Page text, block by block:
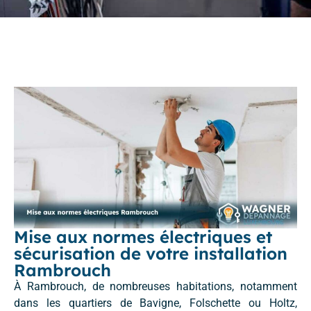
Mise aux normes électriques et
sécurisation de votre installation
Rambrouch
À Rambrouch, de nombreuses habitations, notamment
dans les quartiers de Bavigne, Folschette ou Holtz,